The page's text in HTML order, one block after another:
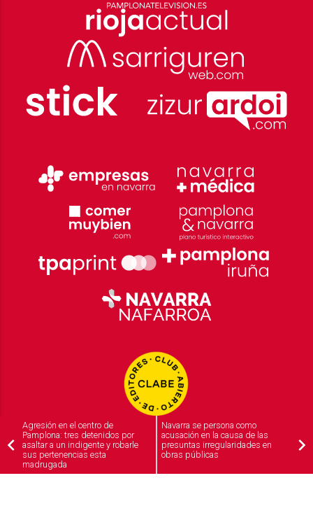
Agresión en el centro de
Pamplona: tres detenidos por
asaltar a un indigente y robarle
sus pertenencias esta
madrugada
Navarra se persona como
acusación en la causa de las
presuntas irregularidades en
obras públicas